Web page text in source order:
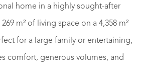
home in a highly sought-after
m² of living space on a 4,358 m²
comfort, generous volumes, and